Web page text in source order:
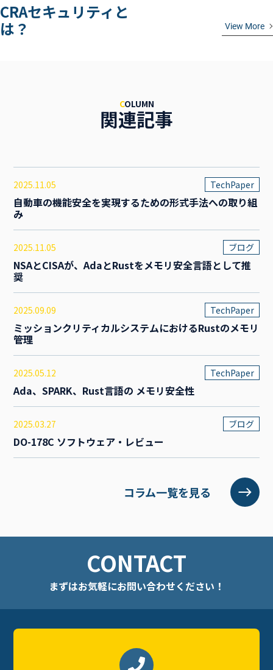
CRAセキュリティと
は？
View More
COLUMN
関連記事
2025.11.05
自動車の機能安全を実現するための形式手法への取り組
み
TechPaper
2025.11.05
NSAとCISAが、AdaとRustをメモリ安全言語として推
奨
ブログ
2025.09.09
ミッションクリティカルシステムにおけるRustのメモリ
管理
TechPaper
2025.05.12
Ada、SPARK、Rust言語の メモリ安全性
TechPaper
2025.03.27
DO-178C ソフトウェア・レビュー
ブログ
コラム一覧を見る
CONTACT
まずはお気軽にお問い合わせください！